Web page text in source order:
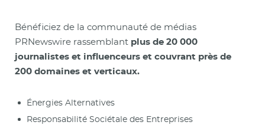
Bénéficiez de la communauté de médias
PRNewswire rassemblant plus de 20 000
journalistes et influenceurs et couvrant près de
200 domaines et verticaux.
Énergies Alternatives
Responsabilité Sociétale des Entreprises